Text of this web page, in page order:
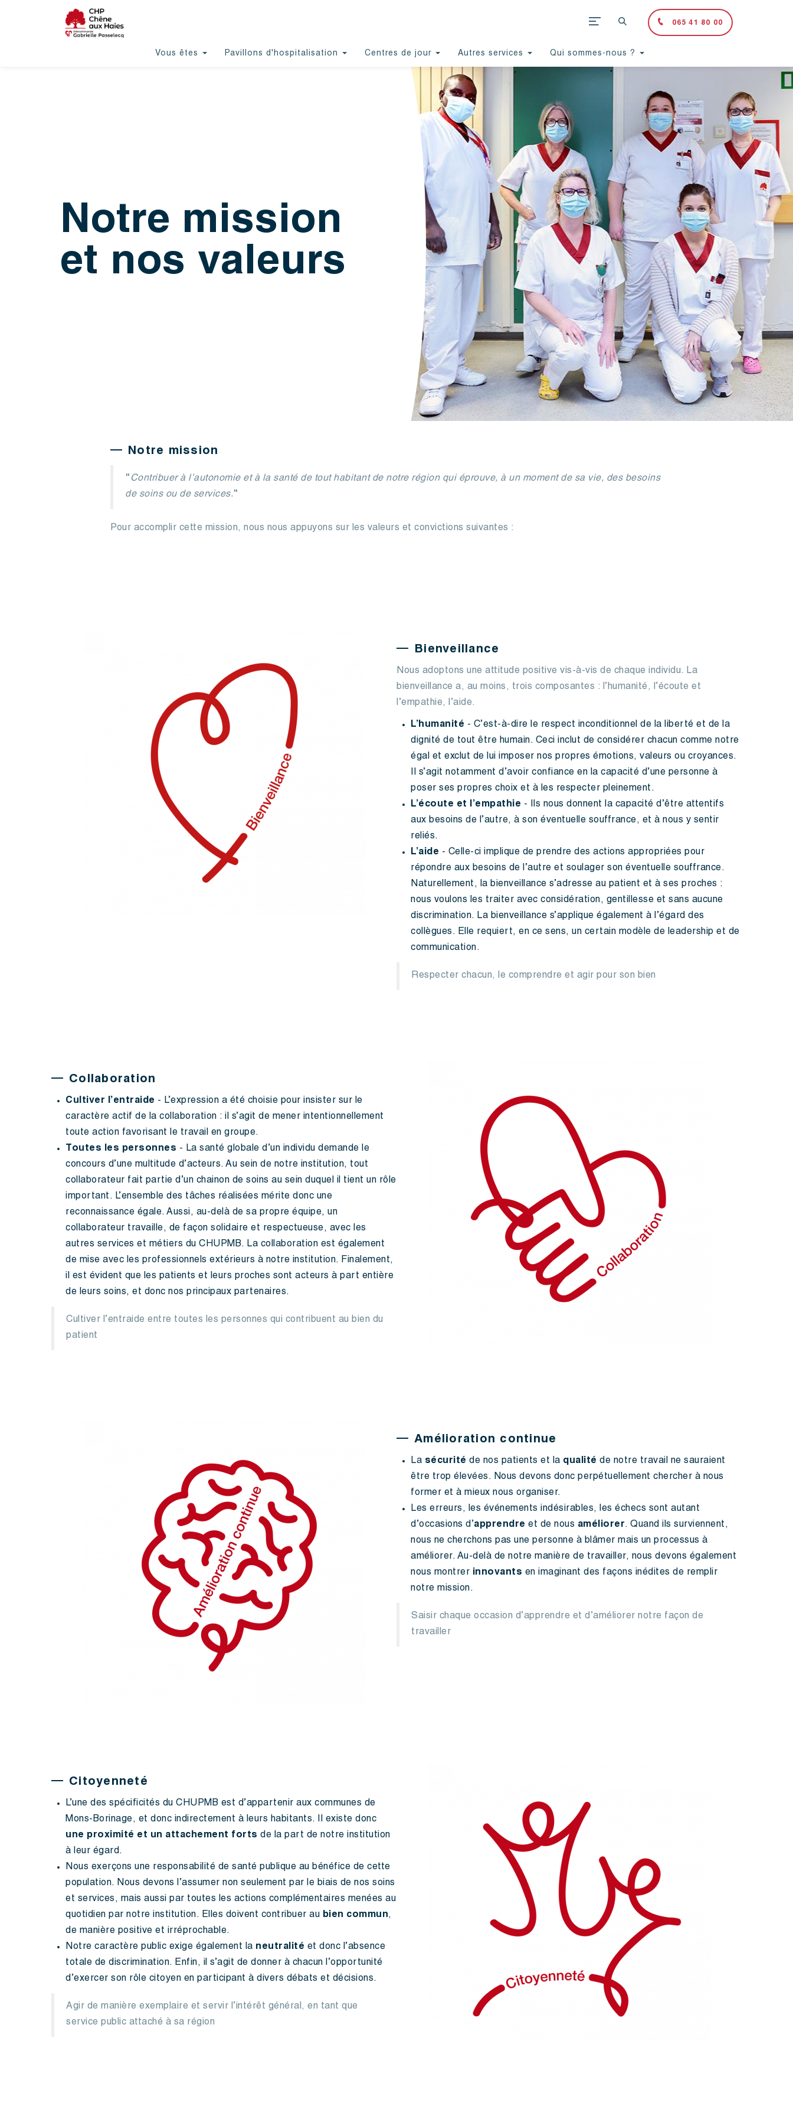
Menu
CHP
065 41 80 00
Vous êtes Pavillons d'hospitalisation Centres de jour Autres services Qui sommes-nous ?
Notre mission
et nos valeurs
Notre mission
" Contribuer à l’autonomie et à la santé de tout habitant de notre région qui éprouve, à un moment de sa vie, des besoins
de soins ou de services."
Pour accomplir cette mission, nous nous appuyons sur les valeurs et convictions suivantes :
Bienveillance
Nous adoptons une attitude positive vis-à-vis de chaque individu. La
bienveillance a, au moins, trois composantes : l’humanité, l’écoute et
l’empathie, l’aide.
L’humanité - C’est-à-dire le respect inconditionnel de la liberté et de la
dignité de tout être humain. Ceci inclut de considérer chacun comme notre
égal et exclut de lui imposer nos propres émotions, valeurs ou croyances.
Il s’agit notamment d’avoir confiance en la capacité d’une personne à
poser ses propres choix et à les respecter pleinement.
L’écoute et l’empathie - Ils nous donnent la capacité d’être attentifs
aux besoins de l’autre, à son éventuelle souffrance, et à nous y sentir
reliés.
L’aide - Celle-ci implique de prendre des actions appropriées pour
répondre aux besoins de l’autre et soulager son éventuelle souffrance.
Naturellement, la bienveillance s’adresse au patient et à ses proches :
nous voulons les traiter avec considération, gentillesse et sans aucune
discrimination. La bienveillance s’applique également à l’égard des
collègues. Elle requiert, en ce sens, un certain modèle de leadership et de
communication.
Respecter chacun, le comprendre et agir pour son bien
Collaboration
Cultiver l’entraide - L’expression a été choisie pour insister sur le
caractère actif de la collaboration : il s’agit de mener intentionnellement
toute action favorisant le travail en groupe.
Toutes les personnes - La santé globale d’un individu demande le
concours d’une multitude d’acteurs. Au sein de notre institution, tout
collaborateur fait partie d’un chainon de soins au sein duquel il tient un rôle
important. L’ensemble des tâches réalisées mérite donc une
reconnaissance égale. Aussi, au-delà de sa propre équipe, un
collaborateur travaille, de façon solidaire et respectueuse, avec les
autres services et métiers du CHUPMB. La collaboration est également
de mise avec les professionnels extérieurs à notre institution. Finalement,
il est évident que les patients et leurs proches sont acteurs à part entière
de leurs soins, et donc nos principaux partenaires.
Cultiver l’entraide entre toutes les personnes qui contribuent au bien du
patient
Amélioration continue
La sécurité de nos patients et la qualité de notre travail ne sauraient
être trop élevées. Nous devons donc perpétuellement chercher à nous
former et à mieux nous organiser.
Les erreurs, les événements indésirables, les échecs sont autant
d’occasions d’apprendre et de nous améliorer. Quand ils surviennent,
nous ne cherchons pas une personne à blâmer mais un processus à
améliorer. Au-delà de notre manière de travailler, nous devons également
nous montrer innovants en imaginant des façons inédites de remplir
notre mission.
Saisir chaque occasion d’apprendre et d’améliorer notre façon de
travailler
Citoyenneté
L’une des spécificités du CHUPMB est d’appartenir aux communes de
Mons-Borinage, et donc indirectement à leurs habitants. Il existe donc
une proximité et un attachement forts de la part de notre institution
à leur égard.
Nous exerçons une responsabilité de santé publique au bénéfice de cette
population. Nous devons l’assumer non seulement par le biais de nos soins
et services, mais aussi par toutes les actions complémentaires menées au
quotidien par notre institution. Elles doivent contribuer au bien commun,
de manière positive et irréprochable.
Notre caractère public exige également la neutralité et donc l’absence
totale de discrimination. Enfin, il s’agit de donner à chacun l’opportunité
d’exercer son rôle citoyen en participant à divers débats et décisions.
Agir de manière exemplaire et servir l’intérêt général, en tant que
service public attaché à sa région